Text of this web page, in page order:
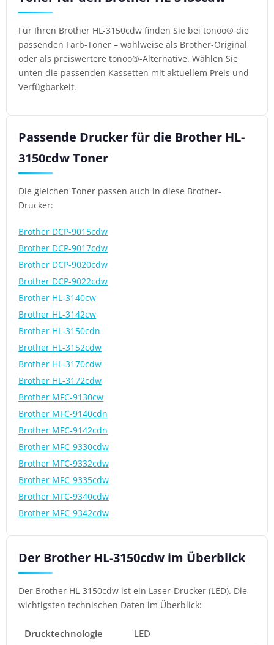
Für Ihren Brother HL-3150cdw finden Sie bei tonoo® die
passenden Farb-Toner – wahlweise als Brother-Original
oder als preiswertere tonoo®-Alternative. Wählen Sie
unten die passenden Kassetten mit aktuellem Preis und
Verfügbarkeit.
Passende Drucker für die Brother HL-
3150cdw Toner
Die gleichen Toner passen auch in diese Brother-
Drucker:
Brother DCP-9015cdw
Brother DCP-9017cdw
Brother DCP-9020cdw
Brother DCP-9022cdw
Brother HL-3140cw
Brother HL-3142cw
Brother HL-3150cdn
Brother HL-3152cdw
Brother HL-3170cdw
Brother HL-3172cdw
Brother MFC-9130cw
Brother MFC-9140cdn
Brother MFC-9142cdn
Brother MFC-9330cdw
Brother MFC-9332cdw
Brother MFC-9335cdw
Brother MFC-9340cdw
Brother MFC-9342cdw
Der Brother HL-3150cdw im Überblick
Der Brother HL-3150cdw ist ein Laser-Drucker (LED). Die
wichtigsten technischen Daten im Überblick:
Drucktechnologie
LED